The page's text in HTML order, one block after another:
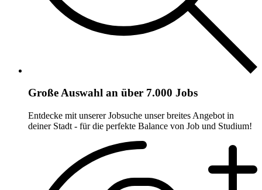
Große Auswahl an über 7.000 Jobs
Entdecke mit unserer Jobsuche unser breites Angebot in
deiner Stadt - für die perfekte Balance von Job und Studium!